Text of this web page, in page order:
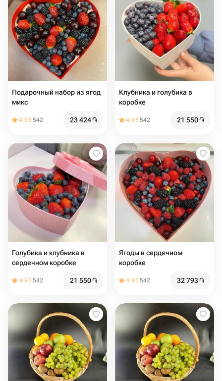
Подарочный набор из ягод
микс
4.95542 23 424֏
Клубника и голубика в
коробке
4.95542 21 550֏
Голубика и клубника в
сердечном коробке
4.95542 21 550֏
Ягоды в сердечном
коробке
4.95542 32 793֏